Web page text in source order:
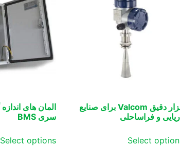
ابزار دقیق Valcom برای صنایع
و فراساحلی
Select
سری BMS
Select options